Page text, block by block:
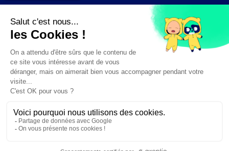
Mentions légales